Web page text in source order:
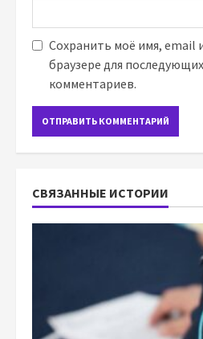
Сохранить моё имя, email
браузере для
комментариев.
СВЯЗАННЫЕ ИСТОРИИ